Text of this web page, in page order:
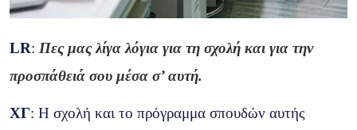
LR: Πες μας λίγα λόγια για τη σχολή και για την
προσπάθειά σου μέσα σ’ αυτή.
ΧΓ: Η σχολή και το πρόγραμμα σπουδών αυτής